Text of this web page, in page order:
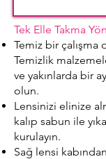
Tek Elle Takma
​Temiz bir çalışma
Temizlik
ve yakınlarda bir
olun.
Lensinizi elinize
kalıp sabun ile
kurulayın.
Sağ lensi kabından